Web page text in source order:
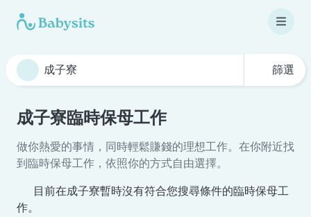
篩選
成子寮臨時保母工作
做你熱愛的事情，同時輕鬆賺錢的理想工作。在你附近找
到臨時保母工作，依照你的方式自由選擇。
目前在成子寮暫時沒有符合您搜尋條件的臨時保母工
作。